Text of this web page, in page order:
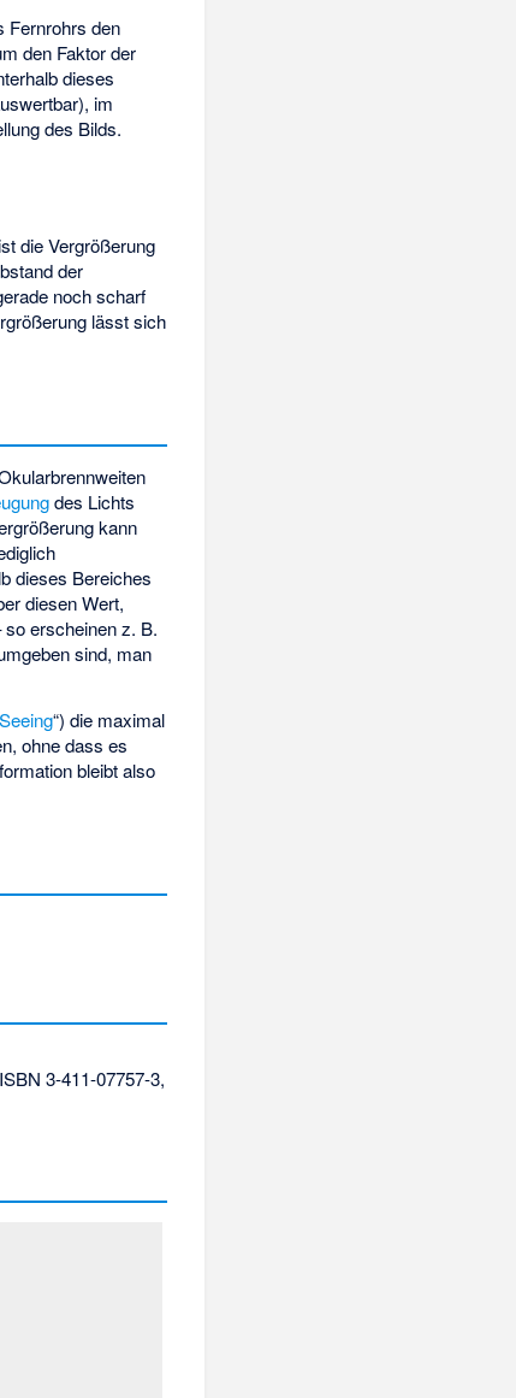
Fernrohrs den
den Faktor der
dieses
im
des Bilds.
die Vergrößerung
der
noch scharf
lässt sich
des Lichts
kann
dieses Bereiches
diesen Wert,
erscheinen z. B.
sind, man
Seeing“) die maximal
ohne dass es
bleibt also
ISBN 3-411-07757-3,